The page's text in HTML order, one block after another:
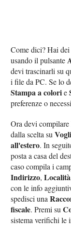
Come dici? Hai
usando il pulsante
devi trascinarli su
i file da PC. Se lo
Stampa a colorie
preferenze o
Ora devi
dalla scelta su
all'estero. In
posta a casa del
caso compila i
Indirizzo,Località
con le info
spedisci una
fiscale. Premi su
sistema verifichi le